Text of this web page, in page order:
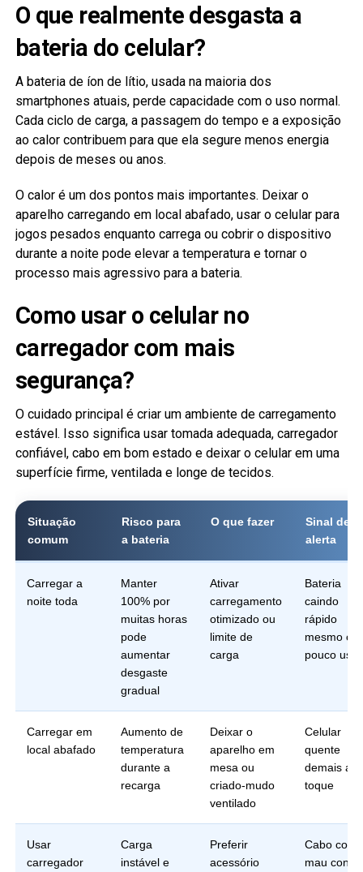
O que realmente desgasta a
bateria do celular?
A bateria de íon de lítio, usada na maioria dos
smartphones atuais, perde capacidade com o uso normal.
Cada ciclo de carga, a passagem do tempo e a exposição
ao calor contribuem para que ela segure menos energia
depois de meses ou anos.
O calor é um dos pontos mais importantes. Deixar o
aparelho carregando em local abafado, usar o celular para
jogos pesados enquanto carrega ou cobrir o dispositivo
durante a noite pode elevar a temperatura e tornar o
processo mais agressivo para a bateria.
Como usar o celular no
carregador com mais
segurança?
O cuidado principal é criar um ambiente de carregamento
estável. Isso significa usar tomada adequada, carregador
confiável, cabo em bom estado e deixar o celular em uma
superfície firme, ventilada e longe de tecidos.
Situação
comum
Risco para
a bateria
O que fazer
Sinal de
alerta
Carregar a
noite toda
Manter
100% por
muitas horas
pode
aumentar
desgaste
gradual
Ativar
carregamento
otimizado ou
limite de
carga
Bateria
caindo
rápido
mesmo
pouco uso
Carregar em
local abafado
Aumento de
temperatura
durante a
recarga
Deixar o
aparelho em
mesa ou
criado-mudo
ventilado
Celular
quente
demais ao
toque
Usar
carregador
Carga
instável e
Preferir
acessório
Cabo com
mau